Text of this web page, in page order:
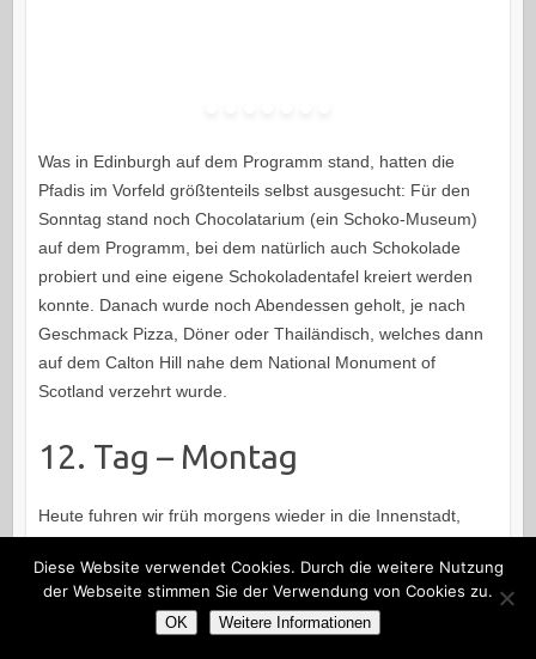
Was in Edinburgh auf dem Programm stand, hatten die
Pfadis im Vorfeld größtenteils selbst ausgesucht: Für den
Sonntag stand noch Chocolatarium (ein Schoko-Museum)
auf dem Programm, bei dem natürlich auch Schokolade
probiert und eine eigene Schokoladentafel kreiert werden
konnte. Danach wurde noch Abendessen geholt, je nach
Geschmack Pizza, Döner oder Thailändisch, welches dann
auf dem Calton Hill nahe dem National Monument of
Scotland verzehrt wurde.
12. Tag – Montag
Heute fuhren wir früh morgens wieder in die Innenstadt,
besichtigen. Mit Audioguides ausgerüstet konnten wir so die
verschiedenen Teile der Burganlage und Ausstellungen in ihr
erkunden, von Wehranlagen, der One’o’clock-Gun, dem
Diese Website verwendet Cookies. Durch die weitere Nutzung
der Webseite stimmen Sie der Verwendung von Cookies zu.
OK Weitere Informationen